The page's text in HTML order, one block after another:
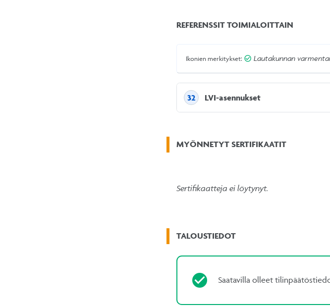
REFERENSSIT TOIMIALOITTAIN
Ikonien merkitykset: Lautakunnan
32 LVI-asennukset
MYÖNNETYT SERTIFIKAATIT
Sertifikaatteja ei löytynyt.
TALOUSTIEDOT
Saatavilla olleet